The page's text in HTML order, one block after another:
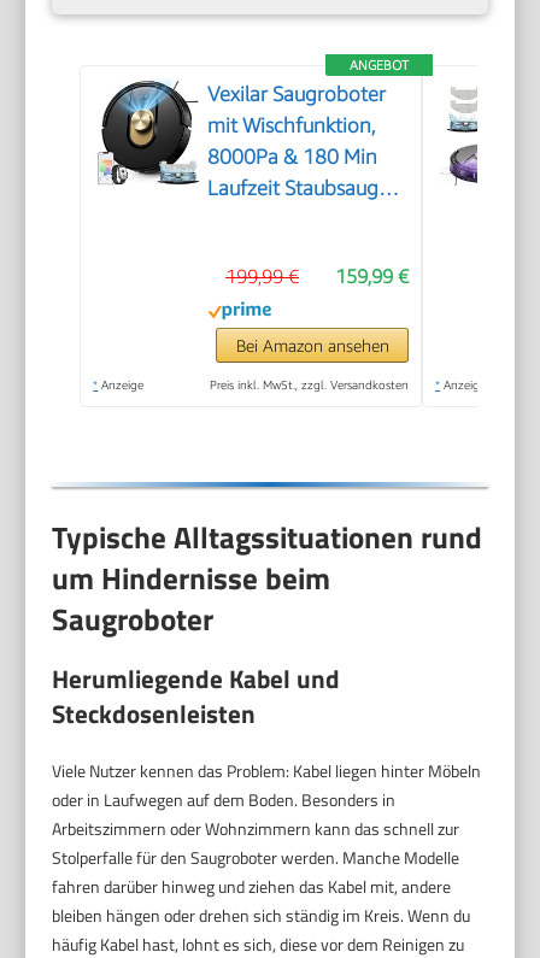
ANGEBOT
Vexilar Saugroboter
mit Wischfunktion,
8000Pa & 180 Min
Laufzeit Staubsauger
No-Go-Zonen,
App/Alexa/iWatch
Steuerung, Ideal für
Tierhaare Teppiche
159,99 €
199,99 €
Bei Amazon ansehen
* Anzeige Preis inkl. MwSt., zzgl. Versandkosten * Anzeige
Typische Alltagssituationen rund
um Hindernisse beim
Saugroboter
Herumliegende Kabel und
Steckdosenleisten
Viele Nutzer kennen das Problem: Kabel liegen hinter Möbeln
oder in Laufwegen auf dem Boden. Besonders in
Arbeitszimmern oder Wohnzimmern kann das schnell zur
Stolperfalle für den Saugroboter werden. Manche Modelle
fahren darüber hinweg und ziehen das Kabel mit, andere
bleiben hängen oder drehen sich ständig im Kreis. Wenn du
häufig Kabel hast, lohnt es sich, diese vor dem Reinigen zu